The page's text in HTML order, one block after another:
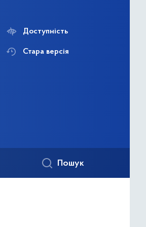
Доступність
Стара версія
Пошук